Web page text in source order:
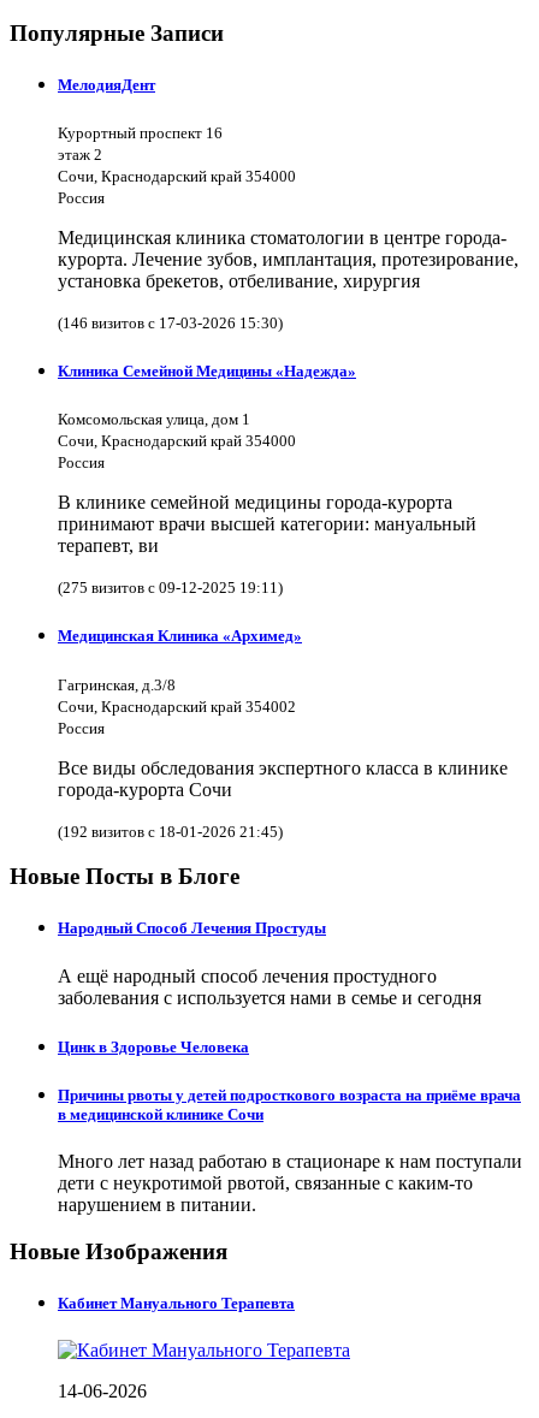
Популярные Записи
МелодияДент
Курортный проспект 16
этаж 2
Сочи, Краснодарский край 354000
Россия
Медицинская клиника стоматологии в центре города-
курорта. Лечение зубов, имплантация, протезирование,
установка брекетов, отбеливание, хирургия
(146 визитов с 17-03-2026 15:30)
Клиника Семейной Медицины «Надежда»
Комсомольская улица, дом 1
Сочи, Краснодарский край 354000
Россия
В клинике семейной медицины города-курорта
принимают врачи высшей категории: мануальный
терапевт, ви
(275 визитов с 09-12-2025 19:11)
Медицинская Клиника «Архимед»
Гагринская, д.3/8
Сочи, Краснодарский край 354002
Россия
Все виды обследования экспертного класса в клинике
города-курорта Сочи
(192 визитов с 18-01-2026 21:45)
Новые Посты в Блоге
Народный Способ Лечения Простуды
А ещё народный способ лечения простудного
заболевания с используется нами в семье и сегодня
Цинк в Здоровье Человека
Причины рвоты у детей подросткового возраста на приёме врача
в медицинской клинике Сочи
Много лет назад работаю в стационаре к нам поступали
дети с неукротимой рвотой, связанные с каким-то
нарушением в питании.
Новые Изображения
Кабинет Мануального Терапевта
14-06-2026